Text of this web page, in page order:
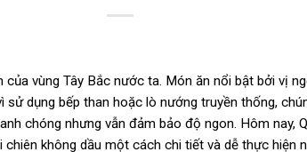
vùng Tây Bắc nước ta. Món ăn nổi bật bởi vị
dụng bếp than hoặc lò nướng truyền thống,
chóng nhưng vẫn đảm bảo độ ngon. Hôm nay,
không dầu một cách chi tiết và dễ thực hiện